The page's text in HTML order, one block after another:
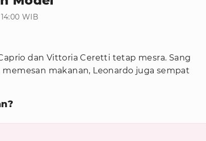
WIB
dan Vittoria Ceretti tetap mesra. Sang
makanan, Leonardo juga sempat